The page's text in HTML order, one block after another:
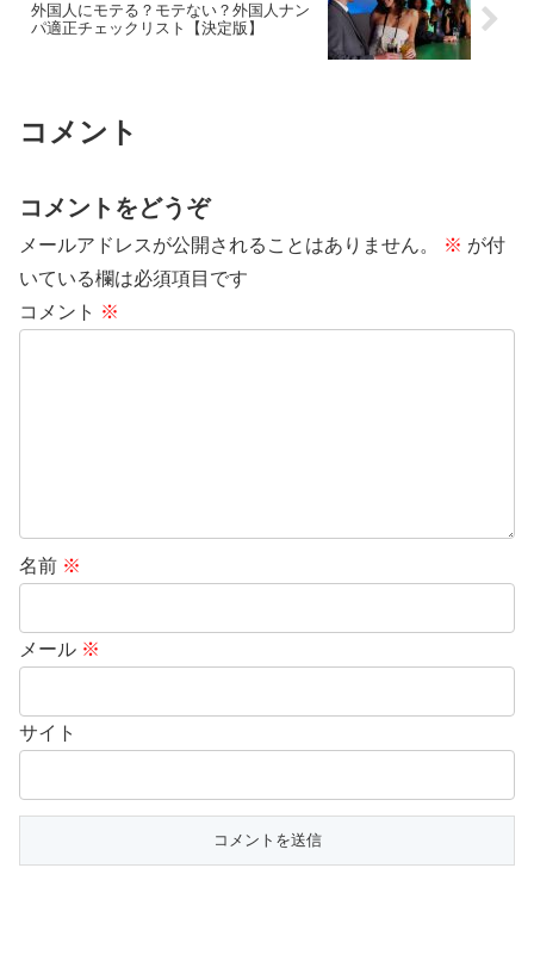
外国人にモテる？モテない？外国人ナン
パ適正チェックリスト【決定版】
コメント
コメントをどうぞ
メールアドレスが公開されることはありません。 ※ が付
いている欄は必須項目です
コメント ※
名前 ※
メール ※
サイト